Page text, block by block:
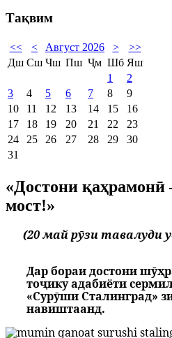
Тақвим
<< < Август 2026 >
>>
Дш Сш Чш Пш Ҷм Шб Яш
1
2
3
4 5 6 7 8
9
10
11 12 13 14 15
16
17
18 19 20 21 22
23
24
25 26 27 28 29
30
31
«Достони қаҳрамонӣ
мост!»
(20 май рӯзи
Дар бораи достони
тоҷику адабиёти
«Сурӯши Сталинград»
навиштаанд.